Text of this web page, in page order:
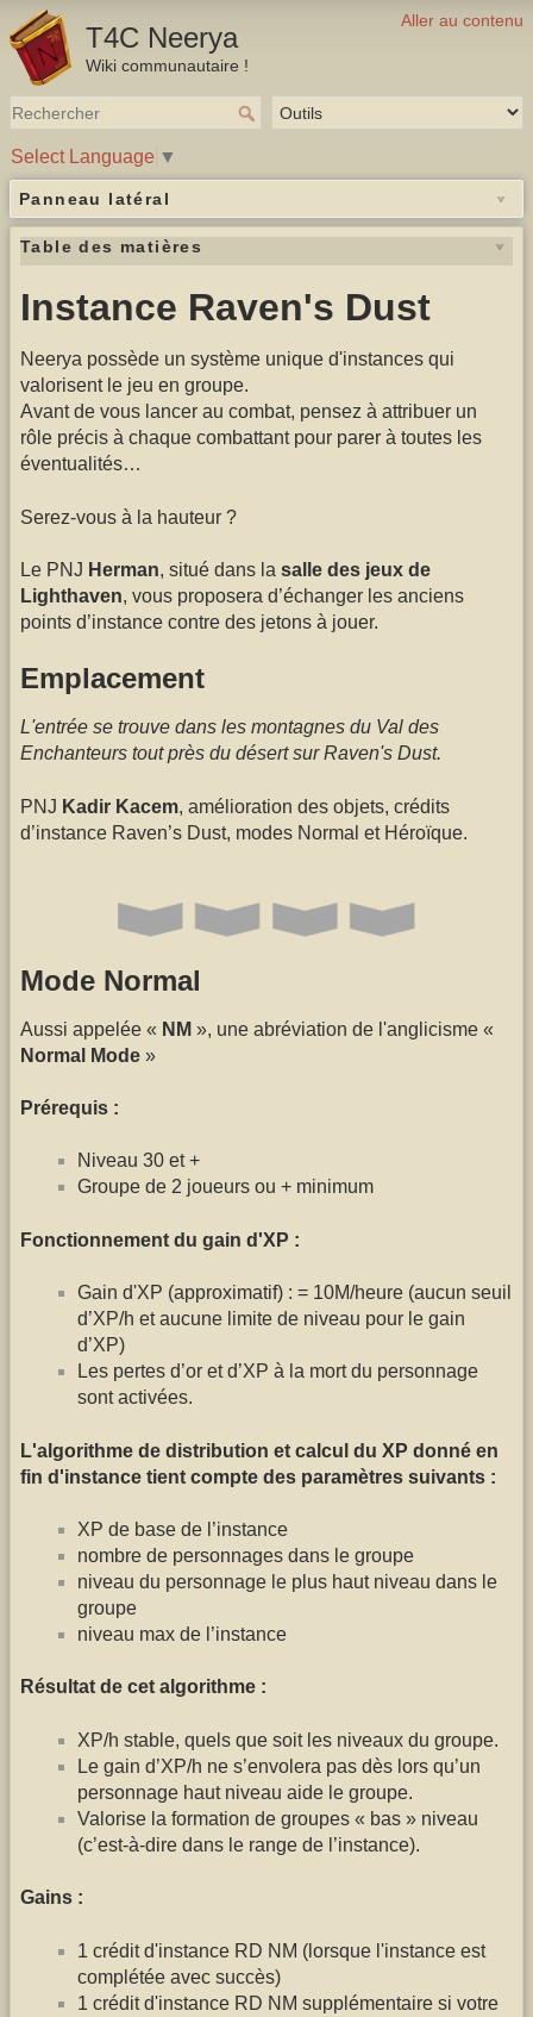
Aller au contenu
T4C Neerya
Wiki communautaire !
Select Language ▼
Panneau latéral
Table des matières
Instance Raven's Dust
Neerya possède un système unique d'instances qui
valorisent le jeu en groupe.
Avant de vous lancer au combat, pensez à attribuer un
rôle précis à chaque combattant pour parer à toutes les
éventualités…
Serez-vous à la hauteur ?
Le PNJ Herman, situé dans la salle des jeux de
Lighthaven, vous proposera d’échanger les anciens
points d’instance contre des jetons à jouer.
Emplacement
L'entrée se trouve dans les montagnes du Val des
Enchanteurs tout près du désert sur Raven's Dust.
PNJ Kadir Kacem, amélioration des objets, crédits
d’instance Raven’s Dust, modes Normal et Héroïque.
Mode Normal
Aussi appelée « NM », une abréviation de l'anglicisme «
Normal Mode »
Prérequis :
Niveau 30 et +
Groupe de 2 joueurs ou + minimum
Fonctionnement du gain d'XP :
Gain d'XP (approximatif) : = 10M/heure (aucun seuil
d’XP/h et aucune limite de niveau pour le gain
d’XP)
Les pertes d’or et d’XP à la mort du personnage
sont activées.
L'algorithme de distribution et calcul du XP donné en
fin d'instance tient compte des paramètres suivants :
XP de base de l’instance
nombre de personnages dans le groupe
niveau du personnage le plus haut niveau dans le
groupe
niveau max de l’instance
Résultat de cet algorithme :
XP/h stable, quels que soit les niveaux du groupe.
Le gain d’XP/h ne s’envolera pas dès lors qu’un
personnage haut niveau aide le groupe.
Valorise la formation de groupes « bas » niveau
(c’est-à-dire dans le range de l’instance).
Gains :
1 crédit d'instance RD NM (lorsque l'instance est
complétée avec succès)
1 crédit d'instance RD NM supplémentaire si votre